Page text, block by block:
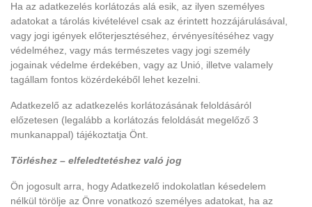
Ha az adatkezelés korlátozás alá esik, az ilyen személyes
adatokat a tárolás kivételével csak az érintett hozzájárulásával,
vagy jogi igények előterjesztéséhez, érvényesítéséhez vagy
védelméhez, vagy más természetes vagy jogi személy
jogainak védelme érdekében, vagy az Unió, illetve valamely
tagállam fontos közérdekéből lehet kezelni.
Adatkezelő az adatkezelés korlátozásának feloldásáról
előzetesen (legalább a korlátozás feloldását megelőző 3
munkanappal) tájékoztatja Önt.
Törléshez – elfeledtetéshez való jog
Ön jogosult arra, hogy Adatkezelő indokolatlan késedelem
nélkül törölje az Önre vonatkozó személyes adatokat, ha az